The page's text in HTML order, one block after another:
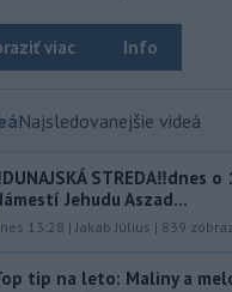
Info
viac
Najsledovanejšie videá
STREDA‼️dnes o
Jehudu Aszad...
13:28 |Jakab Július | 839
tip na leto: Maliny a